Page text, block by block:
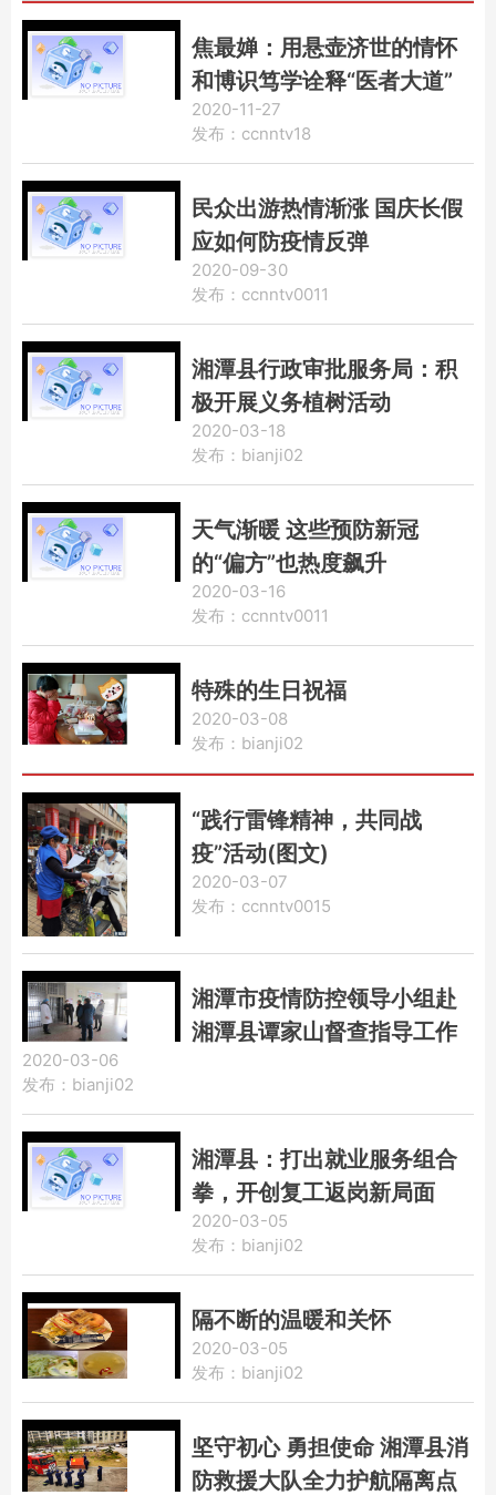
焦最婵：用悬壶济世的情怀
和博识笃学诠释“医者大道”
2020-11-27
发布：ccnntv18
民众出游热情渐涨 国庆长假
应如何防疫情反弹
2020-09-30
发布：ccnntv0011
湘潭县行政审批服务局：积
极开展义务植树活动
2020-03-18
发布：bianji02
天气渐暖 这些预防新冠
的“偏方”也热度飙升
2020-03-16
发布：ccnntv0011
特殊的生日祝福
2020-03-08
发布：bianji02
“践行雷锋精神，共同战
疫”活动(图文)
2020-03-07
发布：ccnntv0015
湘潭市疫情防控领导小组赴
湘潭县谭家山督查指导工作
2020-03-06
发布：bianji02
湘潭县：打出就业服务组合
拳，开创复工返岗新局面
2020-03-05
发布：bianji02
隔不断的温暖和关怀
2020-03-05
发布：bianji02
坚守初心 勇担使命 湘潭县消
防救援大队全力护航隔离点